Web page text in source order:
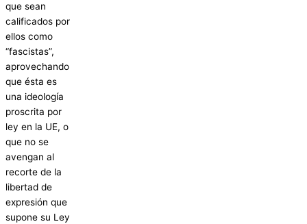
que sean
calificados por
ellos como
“fascistas”,
aprovechando
que ésta es
una ideología
proscrita por
ley en la UE, o
que no se
avengan al
recorte de la
libertad de
expresión que
supone su Ley